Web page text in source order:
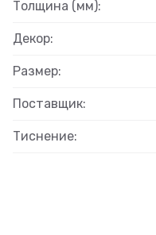
Толщина (мм):
Декор:
Размер:
Поставщик:
Тиснение: